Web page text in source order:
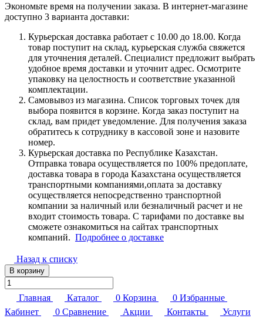
Экономьте время на получении заказа. В интернет-магазине
доступно 3 варианта доставки:
Курьерская доставка работает с 10.00 до 18.00. Когда
товар поступит на склад, курьерская служба свяжется
для уточнения деталей. Специалист предложит выбрать
удобное время доставки и уточнит адрес. Осмотрите
упаковку на целостность и соответствие указанной
комплектации.
Самовывоз из магазина. Список торговых точек для
выбора появится в корзине. Когда заказ поступит на
склад, вам придет уведомление. Для получения заказа
обратитесь к сотруднику в кассовой зоне и назовите
номер.
Курьерская доставка по Республике Казахстан.
Отправка товара осуществляется по 100% предоплате,
доставка товара в города Казахстана осуществляется
транспортными компаниями,оплата за доставку
осуществляется непосредственно транспортной
компании за наличный или безналичный расчет и не
входит стоимость товара. С тарифами по доставке вы
сможете ознакомиться на сайтах транспортных
компаний. Подробнее о доставке
Назад к списку
В корзину
Главная Каталог 0 Корзина 0 Избранные
Кабинет
0 Сравнение Акции Контакты
Услуги